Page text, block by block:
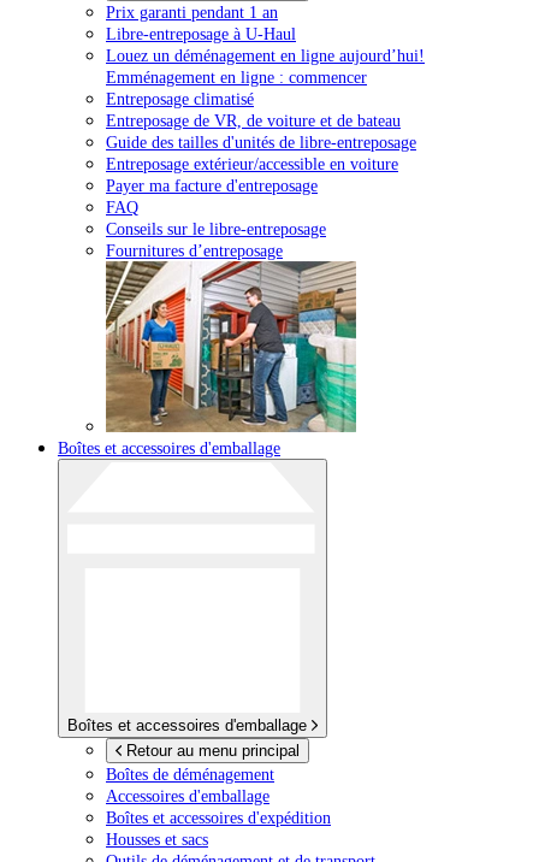
Prix garanti pendant 1 an
Libre-entreposage à U-Haul
Louez un déménagement en ligne aujourd’hui!
Emménagement en ligne : commencer
Entreposage climatisé
Entreposage de VR, de voiture et de bateau
Guide des tailles d'unités de libre-entreposage
Entreposage extérieur/accessible en voiture
Payer ma facture d'entreposage
FAQ
Conseils sur le libre-entreposage
Fournitures d’entreposage
Boîtes et accessoires d'emballage
Boîtes et accessoires d'emballage
Retour au menu principal
Boîtes de déménagement
Accessoires d'emballage
Boîtes et accessoires d'expédition
Housses et sacs